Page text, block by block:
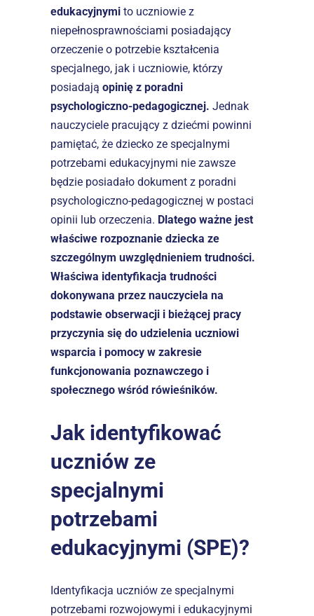
edukacyjnymi to uczniowie z
niepełnosprawnościami posiadający
orzeczenie o potrzebie kształcenia
specjalnego, jak i uczniowie, którzy
posiadają opinię z poradni
psychologiczno-pedagogicznej. Jednak
nauczyciele pracujący z dziećmi powinni
pamiętać, że dziecko ze specjalnymi
potrzebami edukacyjnymi nie zawsze
będzie posiadało dokument z poradni
psychologiczno-pedagogicznej w postaci
opinii lub orzeczenia. Dlatego ważne jest
właściwe rozpoznanie dziecka ze
szczególnym uwzględnieniem trudności.
Właściwa identyfikacja trudności
dokonywana przez nauczyciela na
podstawie obserwacji i bieżącej pracy
przyczynia się do udzielenia uczniowi
wsparcia i pomocy w zakresie
funkcjonowania poznawczego i
społecznego wśród rówieśników.
Jak identyfikować
uczniów ze
specjalnymi
potrzebami
edukacyjnymi (SPE)?
Identyfikacja uczniów ze specjalnymi
potrzebami rozwojowymi i edukacyjnymi